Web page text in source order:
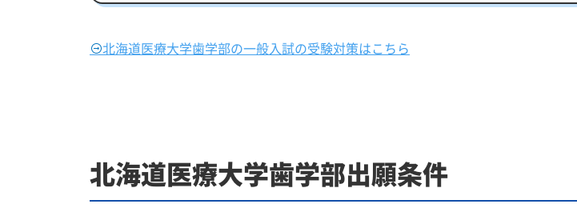
北海道医療大学歯学部の一般入試の受験対策はこちら
北海道医療大学歯学部出願条件